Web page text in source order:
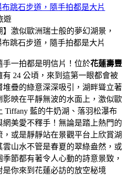
跳石步道，隨手拍都是大片
遊
手一拍都是明信片！位於花蓮壽豐
有 24 公頃，來到這第一眼都會被
疊的綠意深深吸引，湖畔聳立著
映在平靜無波的水面上，激似歐
Tiffany 藍的牛奶湖、落羽松瀑布
美愛不釋手！無論是踏上熱門的
或是靜靜站在景觀平台上欣賞湖
山水不管是春夏的翠綠盎然，或
節都有著令人心動的詩意景致，
你來到花蓮必訪的放空秘境